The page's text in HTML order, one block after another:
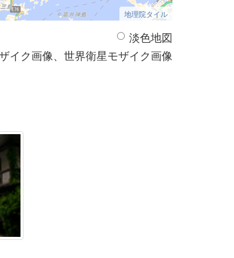
地理院タイル
淡色地図
イク画像、世界衛星モザイク画像